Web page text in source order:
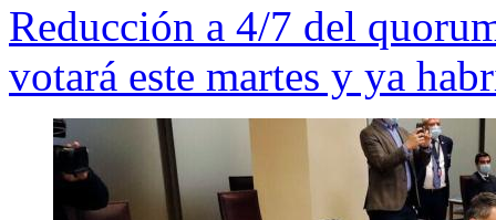
Reducción a 4/7 del
votará este martes y ya